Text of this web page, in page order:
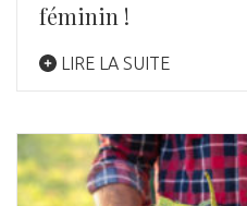
féminin !
LIRE LA SUITE